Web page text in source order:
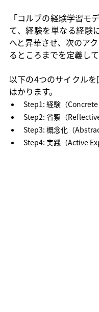
「コルブの経験学習モ
て、経験を単なる経験
へと昇華させ、次のア
るところまでを定義して
以下の4つのサイクル
はかります。
Step1: 経験（Concrete
Step2: 省察（
Step3: 概念化（
Step4: 実践（Active